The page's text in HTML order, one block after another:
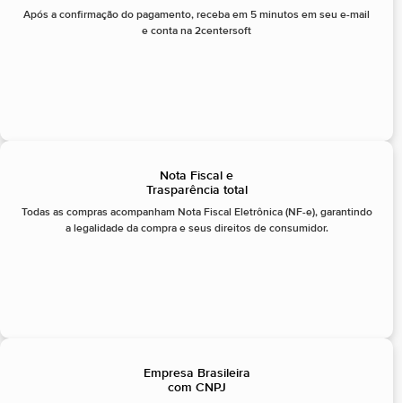
Após a confirmação do pagamento, receba em 5 minutos em seu e-mail
e conta na 2centersoft
Nota Fiscal e
Trasparência total
Todas as compras acompanham Nota Fiscal Eletrônica (NF-e), garantindo
a legalidade da compra e seus direitos de consumidor.
Empresa Brasileira
com CNPJ